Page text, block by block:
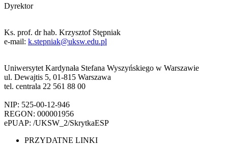
Dyrektor
Ks. prof. dr hab. Krzysztof Stępniak
e-mail: k.stepniak@uksw.edu.pl
Uniwersytet Kardynała Stefana Wyszyńskiego w Warszawie
ul. Dewajtis 5, 01-815 Warszawa
tel. centrala 22 561 88 00
NIP: 525-00-12-946
REGON: 000001956
ePUAP: /UKSW_2/SkrytkaESP
PRZYDATNE LINKI